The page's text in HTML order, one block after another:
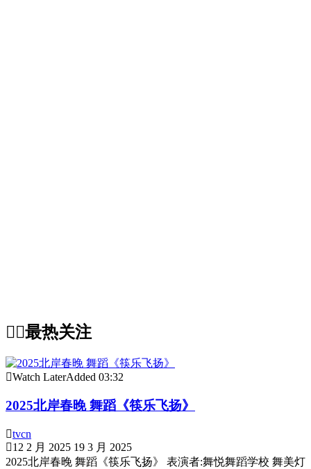
最热关注
Watch LaterAdded 03:32
2025北岸春晚 舞蹈《筷乐飞扬》
tvcn
12 2 月 2025 19 3 月 2025
2025北岸春晚 舞蹈《筷乐飞扬》 表演者:舞悦舞蹈学校 舞美灯